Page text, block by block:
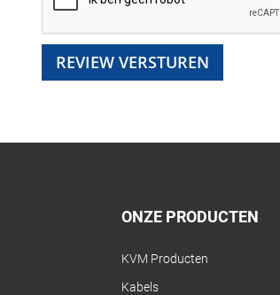
REVIEW VERSTUREN
ONZE PRODUCTEN
KVM Producten
Kabels